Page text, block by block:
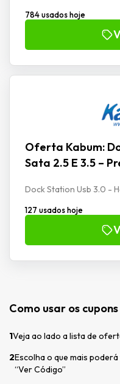
784 usados hoje
Oferta Kabum:
Sata 2.5 E 3.5 –
Dock Station Usb 3.0 -
127 usados hoje
Como usar os
1Veja ao lado a lista de
2Escolha o que mais
“Ver Código”